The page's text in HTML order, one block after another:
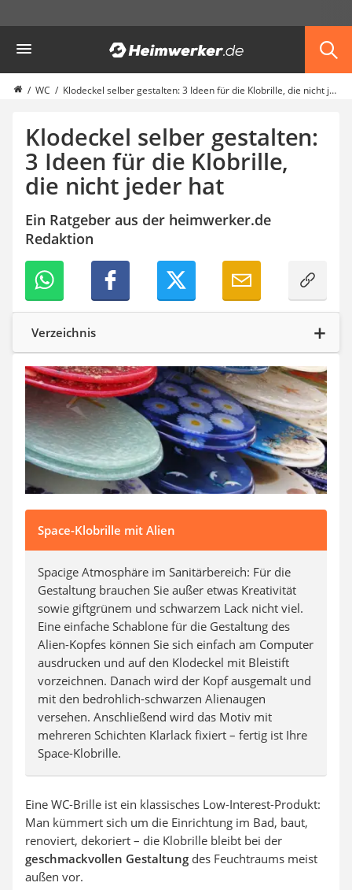
Möbel & Einrichtung
Daunenkissen
Wäscheständer
Spülrandloses WC
Heizdecke
Daunendecken
Backofen
HiFi-Lautsprecher
Samsung-Waschmaschine
LED-Feuchtraumleuchte
4K-Beamer
Schraubendreher-Set
Sägekettenschärfgerät
Geschirrspüler 45 cm
Fußsack
Seilwinde
Zerkleinerer
Absauganlage
WC Klodeckel selber gestalten: 3 Ideen für die Klobrille, die nicht jeder hat
Klodeckel selber gestalten:
3 Ideen für die Klobrille,
die nicht jeder hat
Ein Ratgeber aus der heimwerker.de
Redaktion
Verzeichnis
Space-Klobrille mit Alien
Spacige Atmosphäre im Sanitärbereich: Für die
Gestaltung brauchen Sie außer etwas Kreativität
sowie giftgrünem und schwarzem Lack nicht viel.
Eine einfache Schablone für die Gestaltung des
Alien-Kopfes können Sie sich einfach am Computer
ausdrucken und auf den Klodeckel mit Bleistift
vorzeichnen. Danach wird der Kopf ausgemalt und
mit den bedrohlich-schwarzen Alienaugen
versehen. Anschließend wird das Motiv mit
mehreren Schichten Klarlack fixiert – fertig ist Ihre
Space-Klobrille.
Eine WC-Brille ist ein klassisches Low-Interest-Produkt:
Man kümmert sich um die Einrichtung im Bad, baut,
renoviert, dekoriert – die Klobrille bleibt bei der
geschmackvollen Gestaltung des Feuchtraums meist
außen vor.